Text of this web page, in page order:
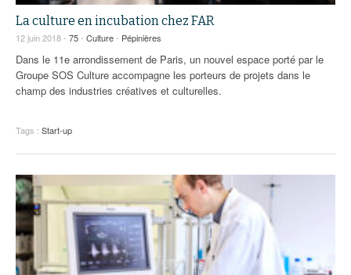
La culture en incubation chez FAR
12 juin 2018 - 75- Culture- Pépinières
Dans le 11e arrondissement de Paris, un nouvel espace porté par le
Groupe SOS Culture accompagne les porteurs de projets dans le
champ des industries créatives et culturelles.
Tags : Start-up